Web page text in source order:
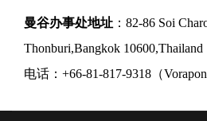
曼谷办事处地址 ：82-86 Soi
Thonburi,Bangkok 10600,Thailand
电话：+66-81-817-9318（